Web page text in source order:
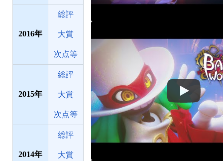
2016
総評
大賞
次点等
2015
総評
大賞
次点等
2014
総評
大賞